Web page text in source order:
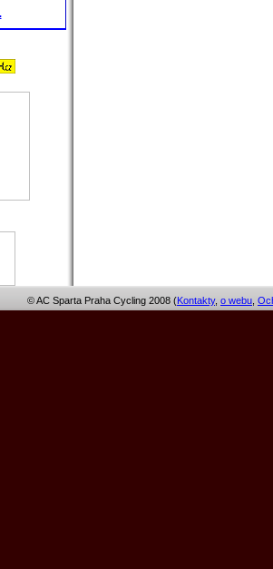
© AC Sparta Praha Cycling 2008 (Kontakty, o webu